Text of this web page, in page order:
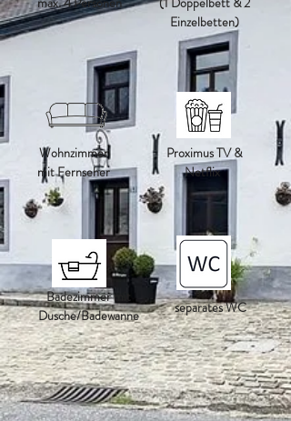
Einzelbetten)
Wohnzimmer
mit Fernseher
Proximus TV &
Netflix
Badezimmer mit
Dusche/Badewanne
separates WC